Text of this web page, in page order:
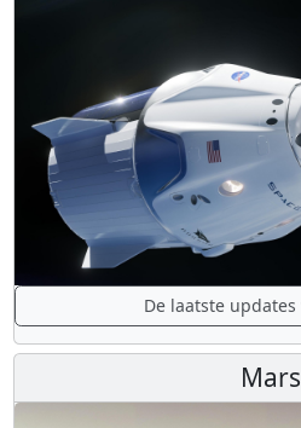
De laatste updates
Mars